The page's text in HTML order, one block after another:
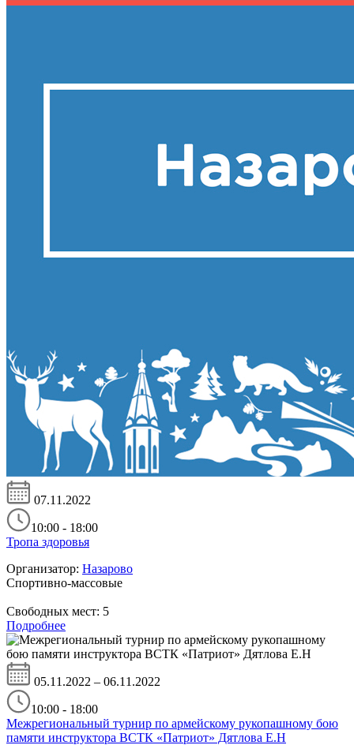
07.11.2022
10:00 - 18:00
Тропа здоровья
Организатор: Назарово
Спортивно-массовые
Свободных мест: 5
Подробнее
05.11.2022 – 06.11.2022
10:00 - 18:00
Межрегиональный турнир по армейскому рукопашному бою
памяти инструктора ВСТК «Патриот» Дятлова Е.Н